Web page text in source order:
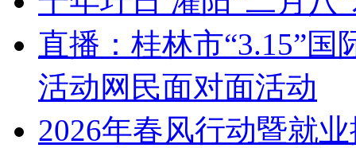
直播：桂林市“3.15”
活动网民面对面活动
2026年春风行动暨就